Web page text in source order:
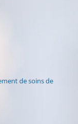
de soins de